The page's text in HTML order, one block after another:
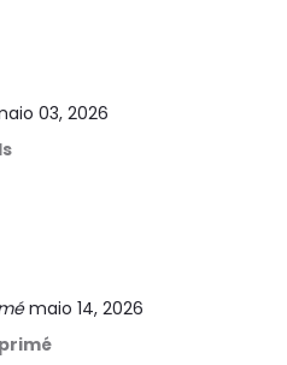
03, 2026
maio 14, 2026